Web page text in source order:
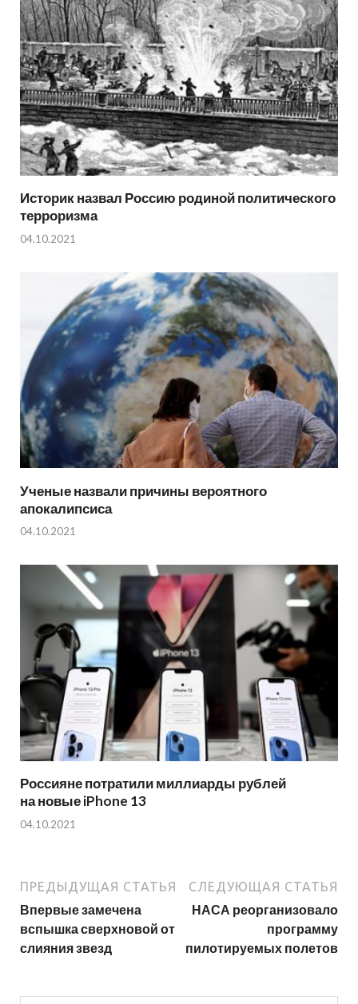
Историк назвал Россию родиной политического
терроризма
04.10.2021
Ученые назвали причины вероятного
апокалипсиса
04.10.2021
Россияне потратили миллиарды рублей
на новые iPhone 13
04.10.2021
ПРЕДЫДУЩАЯ СТАТЬЯ
Впервые замечена
вспышка сверхновой от
слияния звезд
СЛЕДУЮЩАЯ СТАТЬЯ
НАСА реорганизовало
программу
пилотируемых полетов